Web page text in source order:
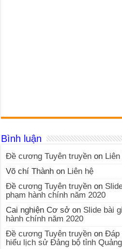
Bình luận
Đề cương Tuyên truyền on Liên
Võ chí Thành on Liên hệ
Đề cương Tuyên truyền on
phạm hành chính năm 2020
Cai nghiện Cơ sở on Slide bài
hành chính năm 2020
Đề cương Tuyên truyền onĐáp
hiểu lịch sử Đảng bộ tỉnh